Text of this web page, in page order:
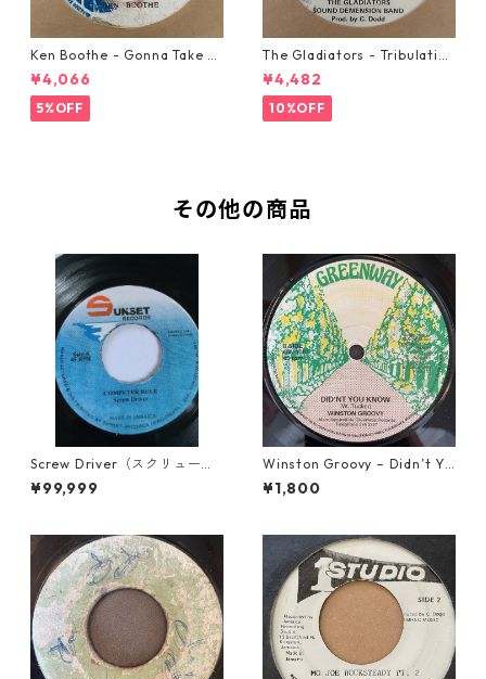
Ken Boothe - Gonna Take A
Miracle【7-21362】
¥4,066
5%OFF
The Gladiators - Tribulation
【7-21365】
¥4,482
10%OFF
その他の商品
Screw Driver（スクリュード
ライバー） - Computer Rule
【7'】
¥99,999
Winston Groovy – Didn’t Yo
u Know【7-21811】
¥1,800